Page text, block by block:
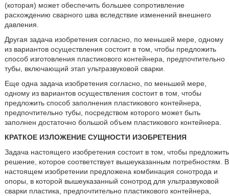
(которая) может обеспечить большее сопротивление
расхождению сварного шва вследствие изменений внешнего
давления.
Другая задача изобретения согласно, по меньшей мере, одному
из вариантов осуществления состоит в том, чтобы предложить
способ изготовления пластикового контейнера, предпочтительно
тубы, включающий этап ультразвуковой сварки.
Еще одна задача изобретения согласно, по меньшей мере,
одному из вариантов осуществления состоит в том, чтобы
предложить способ заполнения пластикового контейнера,
предпочтительно тубы, посредством которого может быть
заполнен достаточно большой объем пластикового контейнера.
КРАТКОЕ ИЗЛОЖЕНИЕ СУЩНОСТИ ИЗОБРЕТЕНИЯ
Задача настоящего изобретения состоит в том, чтобы предложить
решение, которое соответствует вышеуказанным потребностям. В
настоящем изобретении предложена комбинация сонотрода и
опоры, в которой вышеуказанный сонотрод для ультразвуковой
сварки пластика, предпочтительно пластикового контейнера,